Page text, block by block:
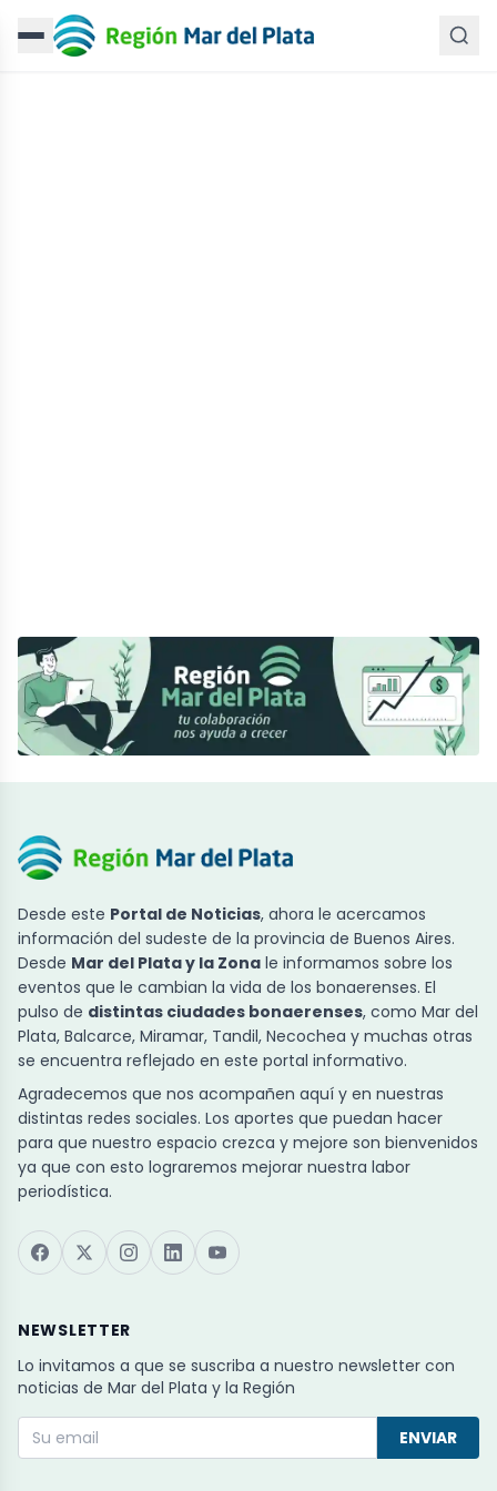
Desde este Portal de Noticias, ahora le acercamos
información del sudeste de la provincia de Buenos Aires.
Desde Mar del Plata y la Zona le informamos sobre los
eventos que le cambian la vida de los bonaerenses. El
pulso de distintas ciudades bonaerenses, como Mar del
Plata, Balcarce, Miramar, Tandil, Necochea y muchas otras
se encuentra reflejado en este portal informativo.
Agradecemos que nos acompañen aquí y en nuestras
distintas redes sociales. Los aportes que puedan hacer
para que nuestro espacio crezca y mejore son bienvenidos
ya que con esto lograremos mejorar nuestra labor
periodística.
NEWSLETTER
Lo invitamos a que se suscriba a nuestro newsletter con
noticias de Mar del Plata y la Región
ENVIAR